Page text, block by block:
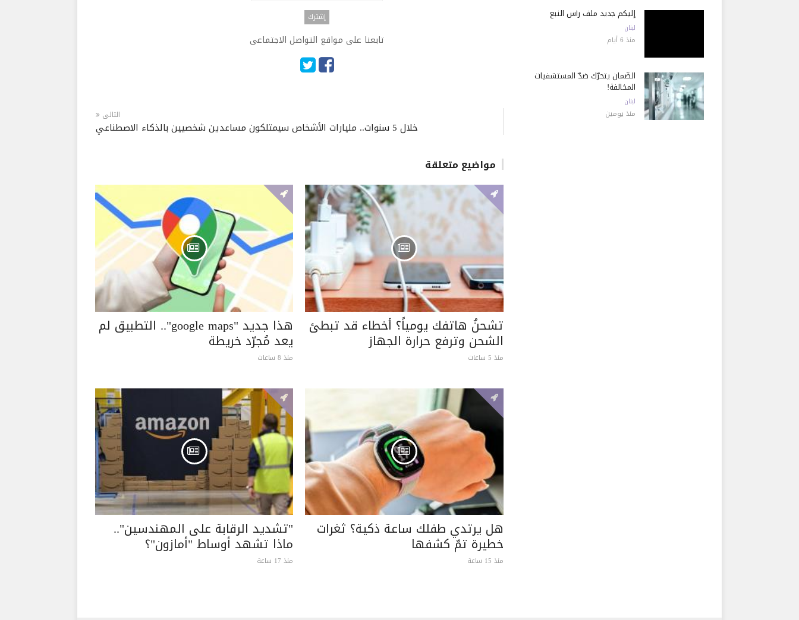
تابعنا على مواقع التواصل الاجتماعى
التالى
خلال 5 سنوات.. مليارات الأشخاص سيمتلكون مساعدين شخصيين بالذكاء الاصطناعي
مواضيع متعلقة
تشحنُ هاتفك يومياً؟ أخطاء قد تبطئ
الشحن وترفع حرارة الجهاز
منذ 5 ساعات
هذا جديد "google maps".. التطبيق لم
يعد مُجرّد خريطة
منذ 8 ساعات
هل يرتدي طفلك ساعة ذكية؟ ثغرات
خطيرة تمّ كشفها
منذ 15 ساعة
"تشديد الرقابة على المهندسين"..
ماذا تشهد أوساط "أمازون"؟
منذ 17 ساعة
إليكم جديد ملف رأس النبع
لبنان
منذ 6 أيام
الضّمان يتحرّك ضدّ المستشفيات
المخالفة!
لبنان
منذ يومين